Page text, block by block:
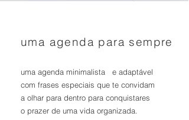
uma agenda para sempre
uma agenda minimalista e adaptável
com frases especiais que te convidam
a olhar para dentro para conquistares
o prazer de uma vida organizada.